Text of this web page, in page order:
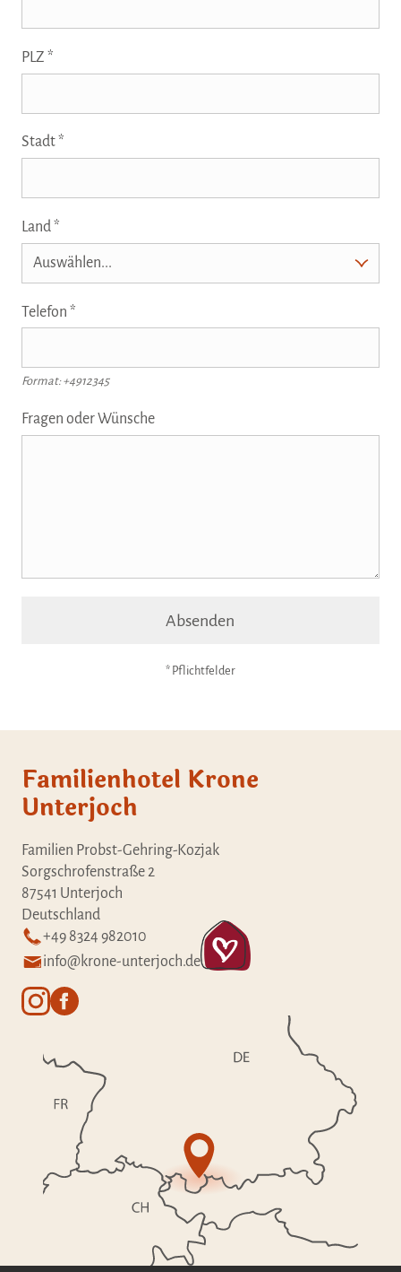
PLZ
Stadt
Land
Telefon
Format: +4912345
Fragen oder Wünsche
Absenden
* Pflichtfelder
Familienhotel Krone
Unterjoch
Familien Probst-Gehring-Kozjak
Sorgschrofenstraße 2
87541 Unterjoch
Deutschland
+49 8324 982010
info@krone-unterjoch.de